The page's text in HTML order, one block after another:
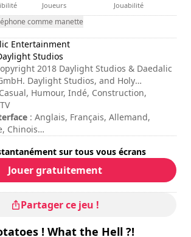
Joueurs Jouabilité
comme manette
Entertainment
Studios
2018 Daylight Studios & Daedalic
Daylight Studios, and Holy
and their respective logos are
Studios Pte Ltd. Daedalic and the
trademarks of Daedalic Entertainment
Humour, Indé, Construction,
: Anglais, Français, Allemand,
Chinois
sur tous vous écrans
Jouer gratuitement
Partager ce jeu !
! What the Hell ?!